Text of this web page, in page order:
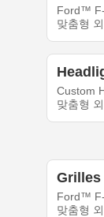
Ford™
맞춤형
Custom
맞춤형
Grilles
Ford™
맞춤형